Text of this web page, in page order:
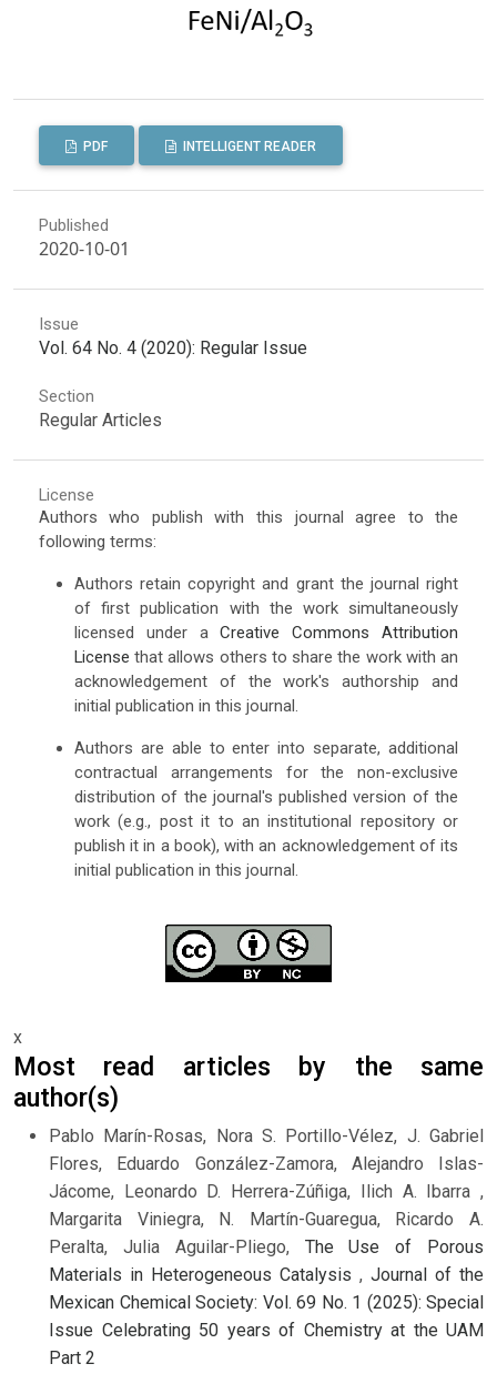
PDF INTELLIGENT READER
Published
2020-10-01
Issue
Vol. 64 No. 4 (2020): Regular Issue
Section
Regular Articles
License
Authors who publish with this journal agree to the
following terms:
Authors retain copyright and grant the journal right
of first publication with the work simultaneously
licensed under aCreative Commons Attribution
License that allows others to share the work with an
acknowledgement of the work's authorship and
initial publication in this journal.
Authors are able to enter into separate, additional
contractual arrangements for the non-exclusive
distribution of the journal's published version of the
work (e.g., post it to an institutional repository or
publish it in a book), with an acknowledgement of its
initial publication in this journal.
x
Most read articles by the same
author(s)
Pablo Marín-Rosas, Nora S. Portillo-Vélez, J. Gabriel
Flores, Eduardo González-Zamora, Alejandro Islas-
Jácome, Leonardo D. Herrera-Zúñiga, Ilich A. Ibarra ,
Margarita Viniegra, N. Martín-Guaregua, Ricardo A.
Peralta, Julia Aguilar-Pliego, The Use of Porous
Materials in Heterogeneous Catalysis , Journal of the
Mexican Chemical Society: Vol. 69 No. 1 (2025): Special
Issue Celebrating 50 years of Chemistry at the UAM
Part 2